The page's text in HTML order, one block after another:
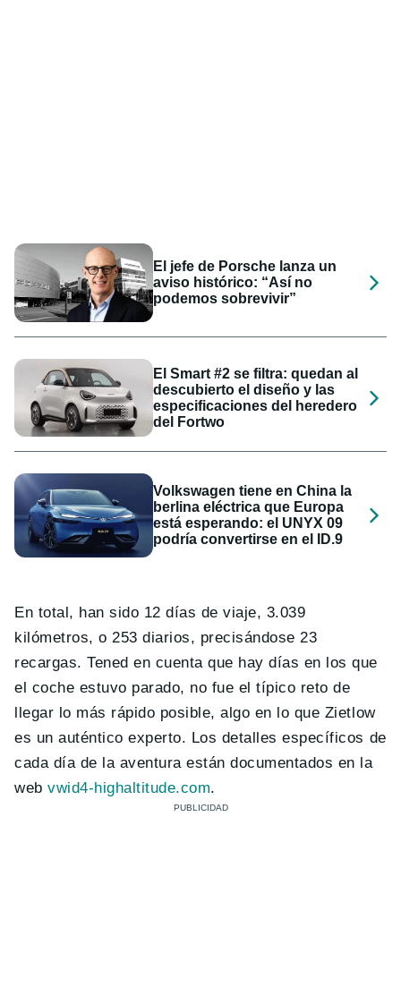
El jefe de Porsche lanza un
aviso histórico: “Así no
podemos sobrevivir”
El Smart #2 se filtra: quedan al
descubierto el diseño y las
especificaciones del heredero
del Fortwo
Volkswagen tiene en China la
berlina eléctrica que Europa
está esperando: el UNYX 09
podría convertirse en el ID.9
En total, han sido 12 días de viaje, 3.039
kilómetros, o 253 diarios, precisándose 23
recargas. Tened en cuenta que hay días en los que
el coche estuvo parado, no fue el típico reto de
llegar lo más rápido posible, algo en lo que Zietlow
es un auténtico experto. Los detalles específicos de
cada día de la aventura están documentados en la
webvwid4-highaltitude.com.